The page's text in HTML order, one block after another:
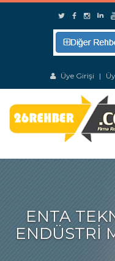
Üye Girişi |
ENTA
ENDÜSTRI